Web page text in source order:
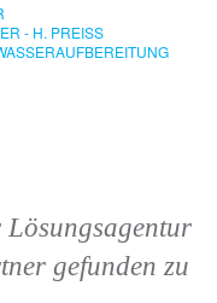
- H. PREISS
gefunden zu